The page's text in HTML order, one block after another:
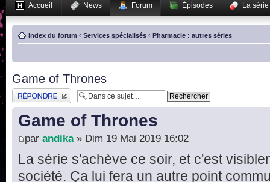
Accueil News Forum Épisodes La série
Index du forum ‹ Services spécialisés ‹ Pharmacie : autres séries
Game of Thrones
Publier une réponse
Game of Thrones
par andika» Dim 19 Mai 2019 16:02
La série s'achève ce soir, et c'est
société. Ça lui fera un autre point